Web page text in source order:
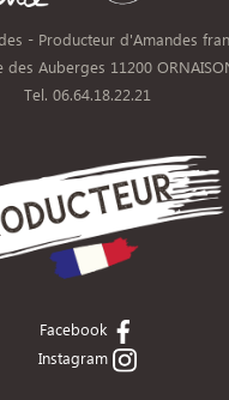
- Producteur d'Amandes
des Auberges 11200
Tel. 06.64.18.22.21
Facebook
Instagram